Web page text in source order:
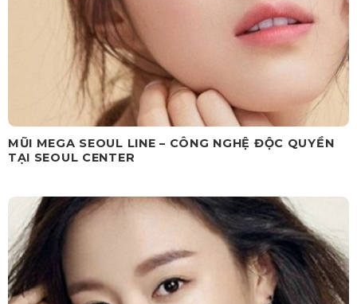
MŨI MEGA SEOUL LINE – CÔNG NGHỆ ĐỘC QUYỀN
TẠI SEOUL CENTER